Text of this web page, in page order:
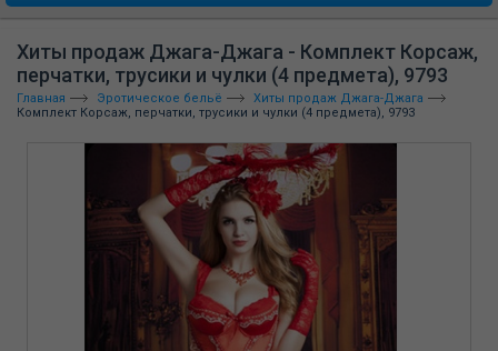
Хиты продаж Джага-Джага - Комплект Корсаж,
перчатки, трусики и чулки (4 предмета), 9793
Главная Эротическое бельё
Хиты продаж Джага-Джага
Комплект Корсаж, перчатки, трусики и чулки (4 предмета), 9793